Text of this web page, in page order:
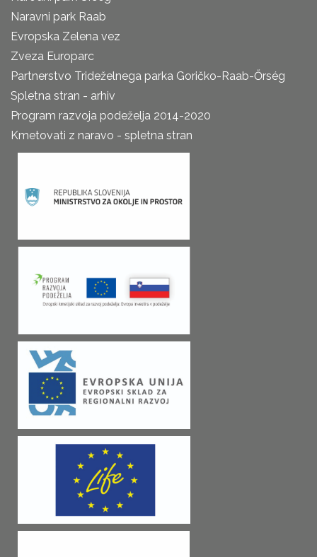
Naravni park Raab
Evropska Zelena vez
Zveza Europarc
Partnerstvo Trideželnega parka Goričko-Raab-Őrség
Spletna stran - arhiv
Program razvoja podeželja 2014-2020
Kmetovati z naravo - spletna stran